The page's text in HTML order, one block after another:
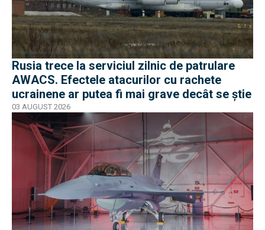
Rusia trece la serviciul zilnic de patrulare
AWACS. Efectele atacurilor cu rachete
ucrainene ar putea fi mai grave decât se știe
03 AUGUST 2026